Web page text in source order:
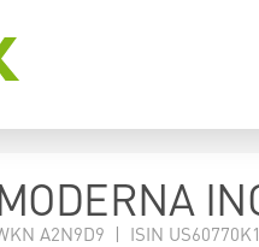
A2N9D9 | ISIN